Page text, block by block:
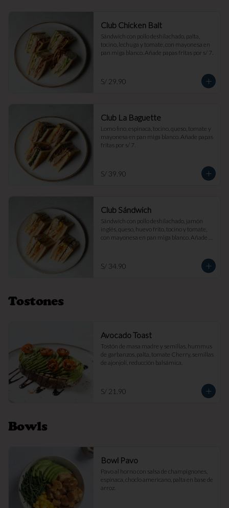
Club Chicken Balt
Sándwich con pollo deshilachado, palta,
tocino, lechuga y tomate, con mayonesa en
pan miga blanco. Añade papas fritas por s/ 7.
S/ 29.90
Club La Baguette
Lomo fino, espinaca, tocino, queso, tomate y
mayonesa en pan miga blanco. Añade papas
fritas por s/ 7.
S/ 39.90
Club Sándwich
Sándwich con pollo deshilachado, jamón
inglés, queso, huevo frito, tocino y tomate,
con mayonesa en pan miga blanco. Añade
S/ 34.90
Tostones
Avocado Toast
Tostón de masa madre y semillas, hummus
de garbanzos, palta, tomate Cherry, semillas
de ajonjolí, reducción balsámica.
S/ 21.90
Bowls
Bowl Pavo
Pavo al horno con salsa de champignones,
espinaca, choclo americano, palta en base de
arroz.